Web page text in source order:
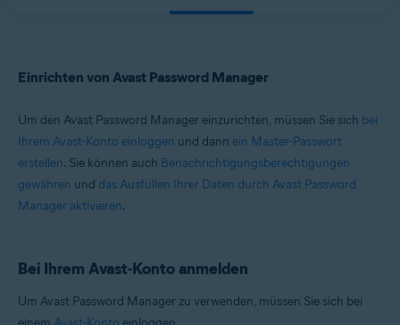
Einrichten von Avast Password Manager
Um den Avast Password Manager einzurichten, müssen Sie sich bei
Ihrem Avast-Konto einloggen und dann ein Master-Passwort
erstellen. Sie können auch Benachrichtigungsberechtigungen
gewähren und das Ausfüllen Ihrer Daten durch Avast Password
Manager aktivieren.
Bei Ihrem Avast-Konto anmelden
Um Avast Password Manager zu verwenden, müssen Sie sich bei